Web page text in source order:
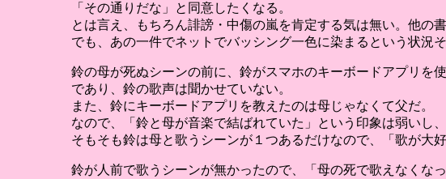
「その通りだな」と同意したくなる。
とは言え、もちろん誹謗・中傷の嵐を肯定する気は無い。他の
でも、あの一件でネットでバッシング一色に染まるという状況
鈴の母が死ぬシーンの前に、鈴がスマホのキーボードアプリを
であり、鈴の歌声は聞かせていない。
また、鈴にキーボードアプリを教えたのは母じゃなくて父だ。
なので、「鈴と母が音楽で結ばれていた」という印象は弱いし
そもそも鈴は母と歌うシーンが１つあるだけなので、「歌が大
鈴が人前で歌うシーンが無かったので、「母の死で歌えなくな